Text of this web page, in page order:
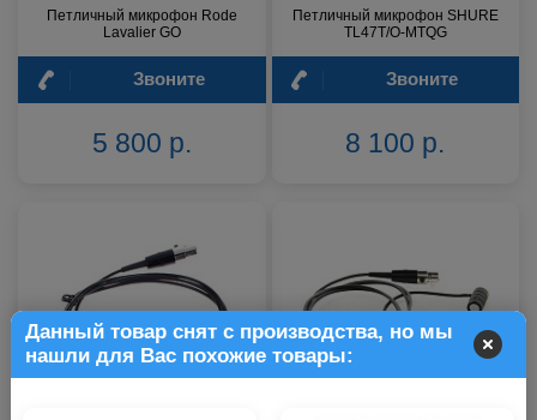
Данный товар снят с производства, но мы
нашли для Вас похожие товары:
Петличный микрофон Rode
Lavalier GO
Звоните
5 800 р.
Петличный микрофон SHURE
TL47T/O-MTQG
Звоните
8 100 р.